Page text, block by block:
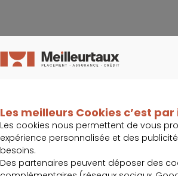
A Angers
moyennes”,
Mais les
Les meilleurs Cookies c’est par
Les cookies nous permettent de vous
expérience personnalisée et des
besoins.
Des partenaires peuvent déposer des